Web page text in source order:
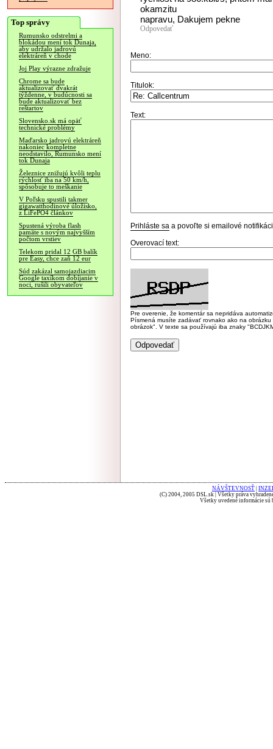
Top správy
Rumunsko odstrelmi a
blokádou mení tok Dunaja,
aby udržalo jadrovú
elektráreň v chode
Joj Play výrazne zdražuje
Chrome sa bude
aktualizovať dvakrát
týždenne, v budúcnosti sa
bude aktualizovať bez
reštartov
Slovensko.sk má opäť
technické problémy
Maďarsko jadrovú elektráreň
nakoniec kompletne
neodstavilo, Rumunsko mení
tok Dunaja
Železnice znižujú kvôli teplu
rýchlosť iba na 50 km/h,
spôsobuje to meškanie
V Poľsku spustili takmer
gigawatthodinové úložisko,
z LiFePO4 článkov
Spustená výroba flash
pamäte s novým najvyšším
počtom vrstiev
Telekom pridal 12 GB balík
pre Easy, chce zaň 12 eur
Súd zakázal samojazdiacim
Google taxíkom dobíjanie v
noci, rušili obyvateľov
okamzitu
napravu, Dakujem pekne
Odpovedať
Meno:
Titulok:
Text:
Prihláste sa a povoľte si emailové
Overovací text:
Pre overenie, že komentár sa nepridáva
Písmená musíte zadávať rovnako ako na
obrázok". V texte sa používajú iba znaky
NÁVŠTEVNOSŤ
(C) 2004, 2005 DSL.sk | Všetky práva
Všetky uvedené informácie sú